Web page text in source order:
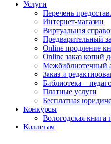
Услуги
Перечень
Интернет-магазин
Виртуальная
Предварительный
Online продление
Online заказ копий
Межбиблиотечный
Заказ и
Библиотека –
Платные услуги
Бесплатная
Конкурсы
Вологодская книга
Коллегам